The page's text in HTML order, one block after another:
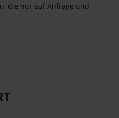
die nur auf Anfrage und